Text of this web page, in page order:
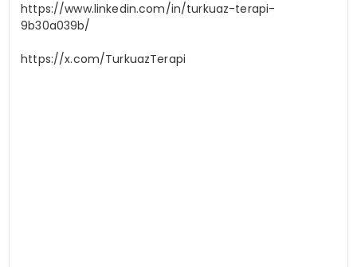
https://www.linkedin.com/in/turkuaz-terapi-
9b30a039b/
https://x.com/TurkuazTerapi